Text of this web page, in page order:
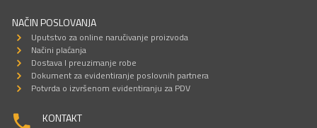
NAČIN POSLOVANJA
Uputstvo za online naručivanje proizvoda
Načini plaćanja
Dostava I preuzimanje robe
Dokument za evidentiranje poslovnih partnera
Potvrda o izvršenom evidentiranju za PDV
KONTAKT